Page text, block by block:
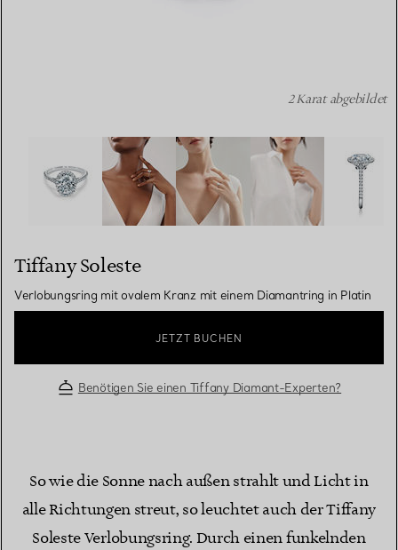
Tiffany Soleste: Verlobungsring mit ovalem Kranz mit
2 Karat abgebildet
Tiffany Soleste
Verlobungsring mit ovalem Kranz mit einem Diamantring in Platin
JETZT BUCHEN
Benötigen Sie einen Tiffany Diamant-Experten?
So wie die Sonne nach außen strahlt und Licht in
alle Richtungen streut, so leuchtet auch der Tiffany
Soleste Verlobungsring. Durch einen funkelnden